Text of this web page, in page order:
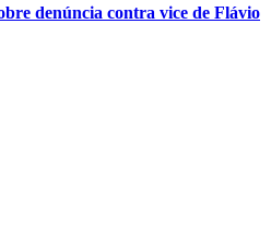
denúncia contra vice de Flávio